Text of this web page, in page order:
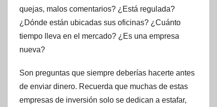
quejas, malos comentarios? ¿Está regulada?
¿Dónde están ubicadas sus oficinas? ¿Cuánto
tiempo lleva en el mercado? ¿Es una empresa
nueva?
Son preguntas que siempre deberías hacerte antes
de enviar dinero. Recuerda que muchas de estas
empresas de inversión solo se dedican a estafar,